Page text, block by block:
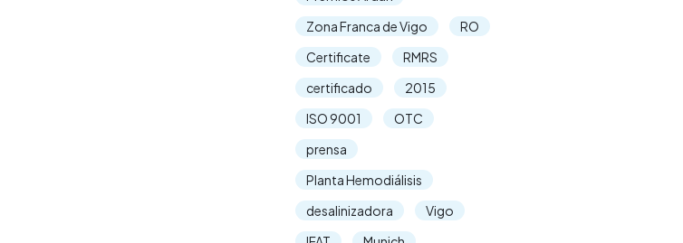
Zona Franca de Vigo
RO
Certificate
RMRS
certificado
2015
ISO 9001
OTC
prensa
Planta Hemodiálisis
desalinizadora
Vigo